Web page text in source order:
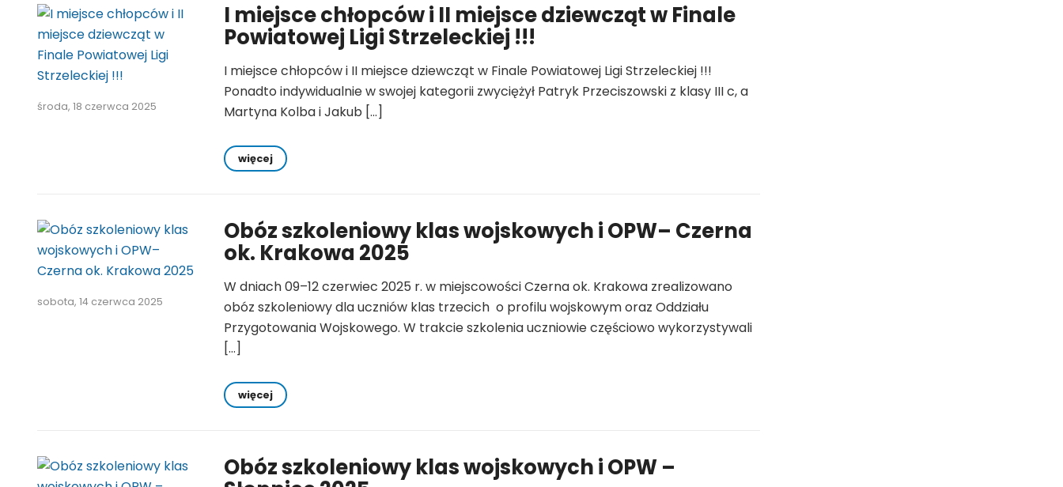
środa, 18 czerwca 2025
I miejsce chłopców i II miejsce dziewcząt w Finale
Powiatowej Ligi Strzeleckiej !!!
I miejsce chłopców i II miejsce dziewcząt w Finale Powiatowej Ligi Strzeleckiej !!!
Ponadto indywidualnie w swojej kategorii zwyciężył Patryk Przeciszowski z klasy III c, a
Martyna Kolba i Jakub […]
więcej
sobota, 14 czerwca 2025
Obóz szkoleniowy klas wojskowych i OPW– Czerna
ok. Krakowa 2025
W dniach 09–12 czerwiec 2025 r. w miejscowości Czerna ok. Krakowa zrealizowano
obóz szkoleniowy dla uczniów klas trzecich o profilu wojskowym oraz Oddziału
Przygotowania Wojskowego. W trakcie szkolenia uczniowie częściowo wykorzystywali
[…]
więcej
Obóz szkoleniowy klas wojskowych i OPW –